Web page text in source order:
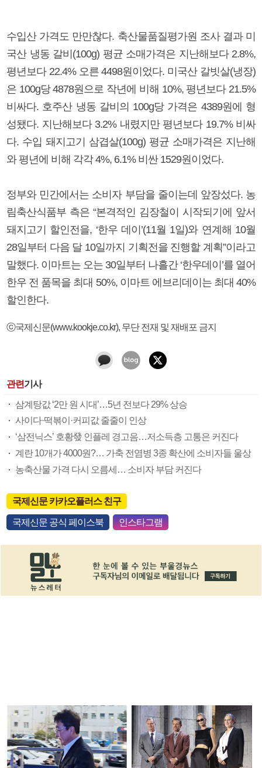
수입산 가격도 만만찮다. 축산물품질평가원 조사 결과 미
국산 냉동 갈비(100g) 평균 소매가격은 지난해보다 2.8%,
평년보다 22.4% 오른 4498원이었다. 미국산 갈빗살(냉장)
은 100g당 4878원으로 작년에 비해 10%, 평년보다 21.5%
비싸다. 호주산 냉동 갈비의 100g당 가격은 4389원에 형
성됐다. 지난해보다 3.2% 내렸지만 평년보다 19.7% 비싸
다. 수입 돼지고기 삼겹살(100g) 평균 소매가격은 지난해
와 평년에 비해 각각 4%, 6.1% 비싼 1529원이었다.
정부와 민간에서는 소비자 부담을 줄이는데 앞장섰다. 농
림축산식품부 측은 “본격적인 김장철이 시작되기에 앞서
돼지고기 할인전을, ‘한우 데이’(11월 1일)와 연계해 10월
28일부터 다음 달 10일까지 기획전을 진행할 계획”이라고
말했다. 이마트는 오는 30일부터 나흘간 ‘한우데이’를 열어
한우 전 품목을 최대 50%, 이마트 에브리데이는 최대 40%
할인한다.
ⓒ국제신문(www.kookje.co.kr), 무단 전재 및 재배포 금지
관련기사
삼계탕값 ‘2만 원 시대’…5년 전보다 29% 상승
사이다·떡볶이·커피값 줄줄이 인상
‘삼전닉스’ 호황發 인플레 경고음…저소득층 고통은 커진다
계란 10개가 4000원?… 가축 전염병 3종 확산에 소비자들 울상
농축산물 가격 다시 오름세… 소비자 부담 커진다
국제신문 카카오플러스 친구
국제신문 공식 페이스북 인스타그램